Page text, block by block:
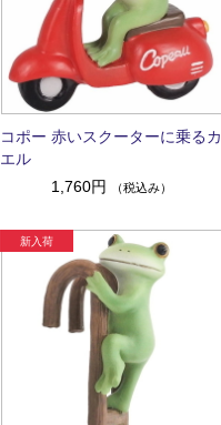
コポー 赤いスクーターに乗るカ
エル
1,760円
（税込み）